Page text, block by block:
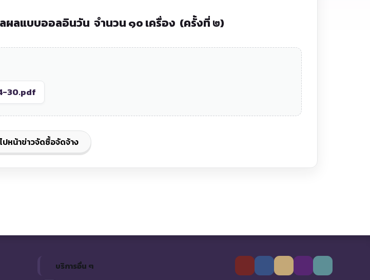
ผลแบบออลอินวัน จำนวน ๑๐ เครื่อง (ครั้งที่ ๒)
30.pdf
ปหน้าข่าวจัดซื้อจัดจ้าง
บริการอื่น ๆ